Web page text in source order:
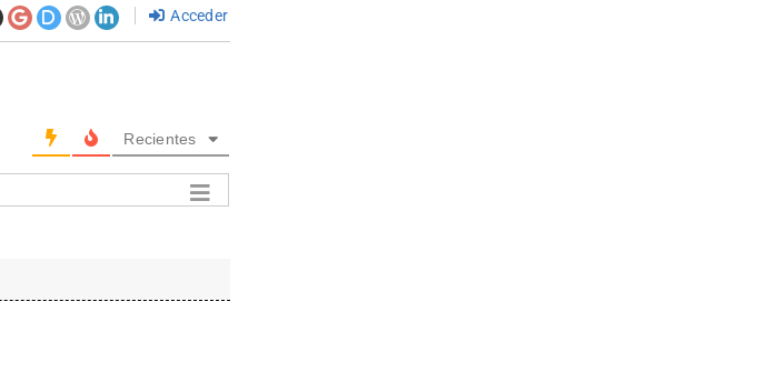
Acceder
Recientes